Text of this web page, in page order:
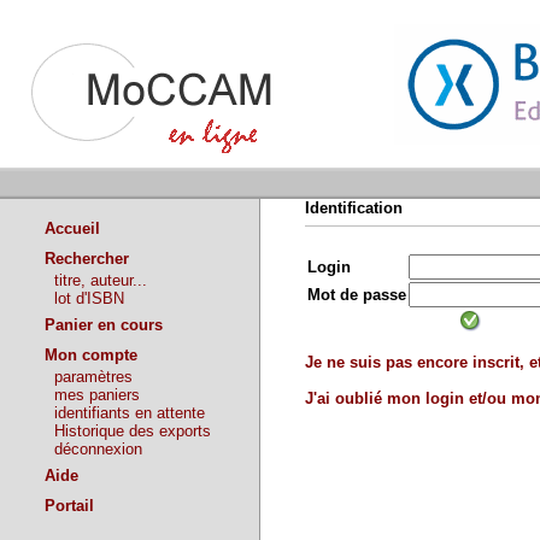
Accueil
Rechercher
titre, auteur...
lot d'ISBN
Panier en cours
Mon compte
paramètres
mes paniers
identifiants en attente
Historique des exports
déconnexion
Aide
Portail
Identification
Login
Mot de passe
Je ne suis pas encore inscrit,
J'ai oublié mon login et/ou